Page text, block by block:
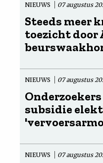
NIEUWS 07 augustus
Steeds meer
toezicht door
NIEUWS 07 augustus
subsidie
NIEUWS 07 augustus